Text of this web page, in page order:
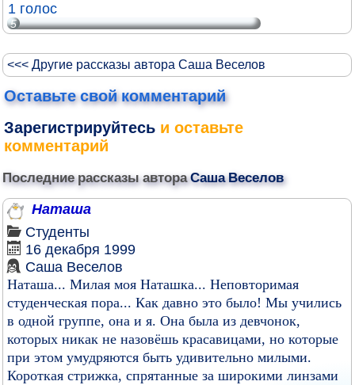
1 голос
5
<<< Другие рассказы автора Саша Веселов
Оставьте свой комментарий
Зарегистрируйтесь и оставьте
комментарий
Последние рассказы автораСаша Веселов
Наташа
Студенты
16 декабря 1999
Саша Веселов
Наташа... Милая моя Наташка... Неповторимая
студенческая пора... Как давно это было! Мы учились
в одной группе, она и я. Она была из девчонок,
которых никак не назовёшь красавицами, но которые
при этом умудряются быть удивительно милыми.
Короткая стрижка, спрятанные за широкими линзами